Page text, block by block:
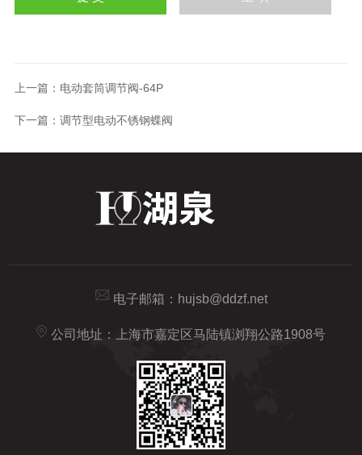
上一篇： 电动套筒调节阀-64P
下一篇： 调节型电动不锈钢蝶阀
电子邮箱： hujsb@ddzf.net
公司地址：上海市嘉定区马陆镇浏翔公路1908号